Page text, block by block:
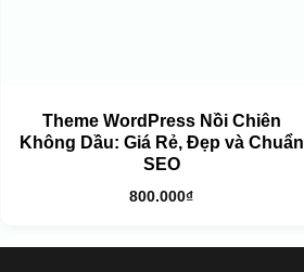
Theme WordPress Nồi Chiên
Không Dầu: Giá Rẻ, Đẹp và Chuẩn
SEO
800.000₫